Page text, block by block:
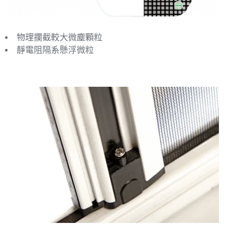
物理攔截較大微塵顆粒
靜電阻隔系懸浮微粒